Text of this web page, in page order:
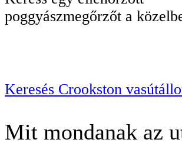
poggyászmegőrzőt a
Keresés Crookston
Mit mondanak az